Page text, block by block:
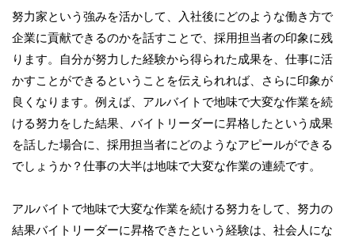
努力家という強みを活かして、入社後にどのような働き方で
企業に貢献できるのかを話すことで、採用担当者の印象に残
ります。自分が努力した経験から得られた成果を、仕事に活
かすことができるということを伝えられれば、さらに印象が
良くなります。例えば、アルバイトで地味で大変な作業を続
ける努力をした結果、バイトリーダーに昇格したという成果
を話した場合に、採用担当者にどのようなアピールができる
でしょうか？仕事の大半は地味で大変な作業の連続です。
アルバイトで地味で大変な作業を続ける努力をして、努力の
結果バイトリーダーに昇格できたという経験は、社会人にな